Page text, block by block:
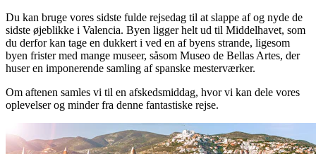
Du kan bruge vores sidste fulde rejsedag til at slappe af og nyde de
sidste øjeblikke i Valencia. Byen ligger helt ud til Middelhavet, som
du derfor kan tage en dukkert i ved en af byens strande, ligesom
byen frister med mange museer, såsom Museo de Bellas Artes, der
huser en imponerende samling af spanske mesterværker.
Om aftenen samles vi til en afskedsmiddag, hvor vi kan dele vores
oplevelser og minder fra denne fantastiske rejse.